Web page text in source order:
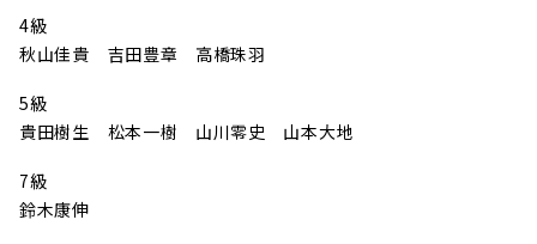
4級
秋山佳貴 吉田豊章 高橋珠羽
5級
貴田樹生 松本一樹 山川零史 山本大地
7級
鈴木康伸